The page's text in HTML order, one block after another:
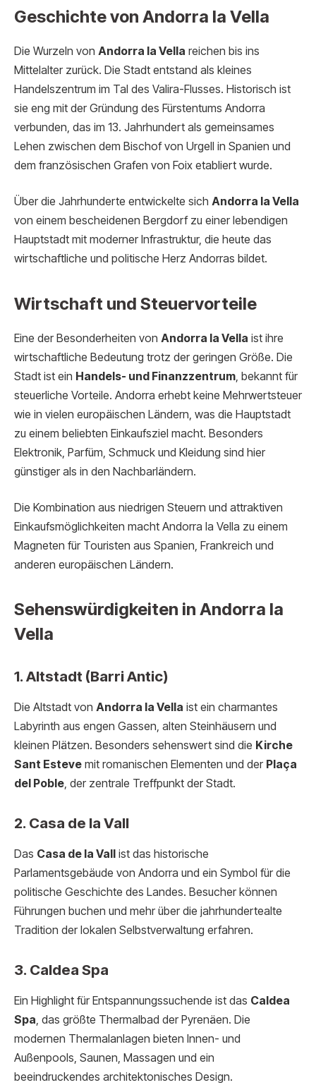
Geschichte von Andorra la Vella
Die Wurzeln von Andorra la Vella reichen bis ins
Mittelalter zurück. Die Stadt entstand als kleines
Handelszentrum im Tal des Valira-Flusses. Historisch ist
sie eng mit der Gründung des Fürstentums Andorra
verbunden, das im 13. Jahrhundert als gemeinsames
Lehen zwischen dem Bischof von Urgell in Spanien und
dem französischen Grafen von Foix etabliert wurde.
Über die Jahrhunderte entwickelte sich Andorra la Vella
von einem bescheidenen Bergdorf zu einer lebendigen
Hauptstadt mit moderner Infrastruktur, die heute das
wirtschaftliche und politische Herz Andorras bildet.
Wirtschaft und Steuervorteile
Eine der Besonderheiten von Andorra la Vella ist ihre
wirtschaftliche Bedeutung trotz der geringen Größe. Die
Stadt ist ein Handels- und Finanzzentrum , bekannt für
steuerliche Vorteile. Andorra erhebt keine Mehrwertsteuer
wie in vielen europäischen Ländern, was die Hauptstadt
zu einem beliebten Einkaufsziel macht. Besonders
Elektronik, Parfüm, Schmuck und Kleidung sind hier
günstiger als in den Nachbarländern.
Die Kombination aus niedrigen Steuern und attraktiven
Einkaufsmöglichkeiten macht Andorra la Vella zu einem
Magneten für Touristen aus Spanien, Frankreich und
anderen europäischen Ländern.
Sehenswürdigkeiten in Andorra la
Vella
1. Altstadt (Barri Antic)
Die Altstadt von Andorra la Vella ist ein charmantes
Labyrinth aus engen Gassen, alten Steinhäusern und
kleinen Plätzen. Besonders sehenswert sind die Kirche
Sant Esteve mit romanischen Elementen und der Plaça
del Poble, der zentrale Treffpunkt der Stadt.
2. Casa de la Vall
Das Casa de la Vall
ist das historische
Parlamentsgebäude von Andorra und ein Symbol für die
politische Geschichte des Landes. Besucher können
Führungen buchen und mehr über die jahrhundertealte
Tradition der lokalen Selbstverwaltung erfahren.
3. Caldea Spa
Ein Highlight für Entspannungssuchende ist das Caldea
Spa, das größte Thermalbad der Pyrenäen. Die
modernen Thermalanlagen bieten Innen- und
Außenpools, Saunen, Massagen und ein
beeindruckendes architektonisches Design.